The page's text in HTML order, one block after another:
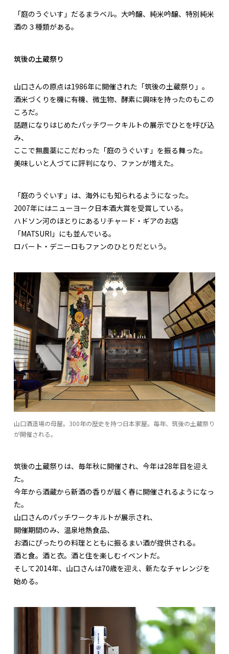
「庭のうぐいす」だるまラベル。大吟醸、純米吟醸、特別純米
酒の３種類がある。
筑後の土蔵祭り
山口さんの原点は1986年に開催された「筑後の土蔵祭り」。
酒米づくりを機に有機、微生物、酵素に興味を持ったのもこの
ころだ。
話題になりはじめたパッチワークキルトの展示でひとを呼び込
み、
ここで無農薬にこだわった「庭のうぐいす」を振る舞った。
美味しいと人づてに評判になり、ファンが増えた。
「庭のうぐいす」は、海外にも知られるようになった。
2007年にはニューヨーク日本酒大賞を受賞している。
ハドソン河のほとりにあるリチャード・ギアのお店
「MATSURI」にも並んでいる。
ロバート・デニーロもファンのひとりだという。
山口酒造場の母屋。300年の歴史を持つ日本家屋。毎年、筑後の土蔵祭り
が開催される。
筑後の土蔵祭りは、毎年秋に開催され、今年は28年目を迎え
た。
今年から酒蔵から新酒の香りが届く春に開催されるようになっ
た。
山口さんのパッチワークキルトが展示され、
開催期間のみ、温泉地熱食品、
お酒にぴったりの料理とともに振るまい酒が提供される。
酒と食。酒と衣。酒と住を楽しむイベントだ。
そして2014年、山口さんは70歳を迎え、新たなチャレンジを
始める。